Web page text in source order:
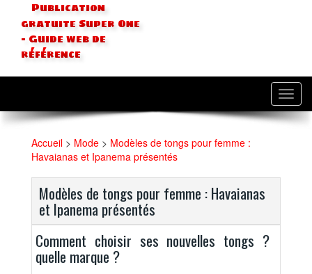
Publication
gratuite Super One
- Guide web de
référence
Accueil > Mode > Modèles de tongs pour femme :
Havaianas et Ipanema présentés
Modèles de tongs pour femme : Havaianas
et Ipanema présentés
Comment choisir ses nouvelles tongs ?
quelle marque ?